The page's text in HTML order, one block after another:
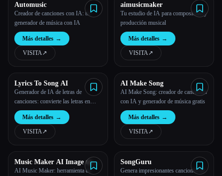
Automusic
Creador de canciones con IA: tu
generador de música con IA
Más detalles →
VISITA↗︎
aimusicmaker
Tu estudio de IA para composición y
producción musical
Más detalles →
VISITA↗︎
Lyrics To Song AI
Generador de IA de letras de
canciones: convierte las letras en
canciones
Más detalles →
VISITA↗︎
AI Make Song
AI Make Song: creador de canciones
con IA y generador de música gratis
Más detalles →
VISITA↗︎
Music Maker AI Image to
Music
AI Music Maker: herramienta de
SongGuru
Genera impresionantes canciones de